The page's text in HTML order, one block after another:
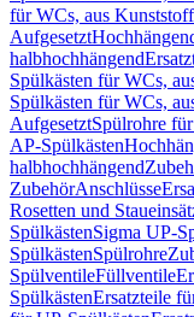
für WCs, aus Kunststoff
Aufgesetzt
halbhochhängend
Spülkästen für WCs,
Spülkästen für WCs,
AufgesetztSpülrohre
AP-Spülkästen
halbhochhängend
ZubehörAnschlüsse
Rosetten und
SpülkästenSigma UP-
SpülkästenSpülrohre
SpülventileFüllventile
SpülkästenErsatzteile